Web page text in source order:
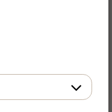
Voir ce rabais